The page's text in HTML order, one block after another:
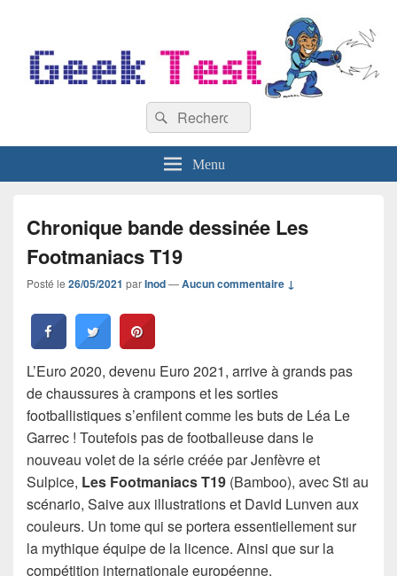
Recherche :
Rechercher
Menu
Chronique bande dessinée Les
Footmaniacs T19
Posté le 26/05/2021 parInod—Aucun commentaire ↓
L’Euro 2020, devenu Euro 2021, arrive à grands pas
de chaussures à crampons et les sorties
footballistiques s’enfilent comme les buts de Léa Le
Garrec ! Toutefois pas de footballeuse dans le
nouveau volet de la série créée par Jenfèvre et
Sulpice, Les Footmaniacs T19 (Bamboo), avec Sti au
scénario, Saive aux illustrations et David Lunven aux
couleurs. Un tome qui se portera essentiellement sur
la mythique équipe de la licence. Ainsi que sur la
compétition internationale européenne.